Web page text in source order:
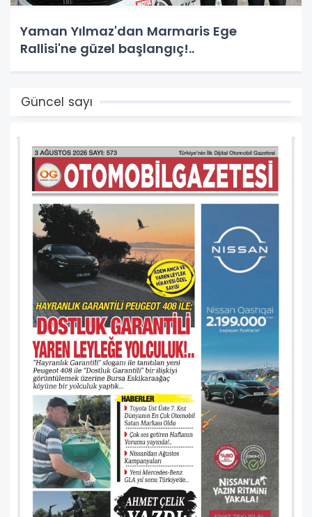
Yaman Yılmaz'dan Marmaris Ege
Rallisi'ne güzel başlangıç!..
Güncel sayı